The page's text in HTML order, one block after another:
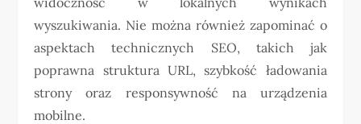
wyszukiwania. Nie można również zapominać o
aspektach technicznych SEO, takich jak
poprawna struktura URL, szybkość ładowania
strony oraz responsywność na urządzenia
mobilne.